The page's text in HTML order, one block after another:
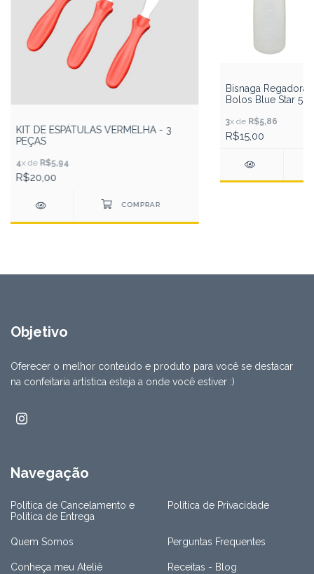
KIT DE ESPÁTULAS VERMELHA - 3
PEÇAS
4x de R$5,94
R$20,00
Bisnaga Regadora
Bolos Blue Star
3x de R$5,86
R$15,00
Objetivo
Oferecer o melhor conteúdo e produto para você se destacar
na confeitaria artística esteja a onde você estiver :)
Navegação
Política de Cancelamento e
Política de Entrega
Política de Privacidade
Quem Somos Perguntas Frequentes
Conheça meu Ateliê Receitas - Blog